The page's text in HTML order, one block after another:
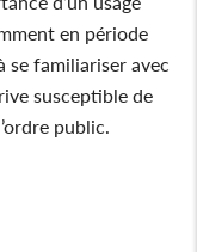
en période
se familiariser avec
susceptible de
public.